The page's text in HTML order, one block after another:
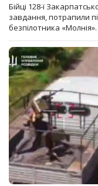
Бійці 128-ї
завдання, потрапили
безпілотника «Молнія».